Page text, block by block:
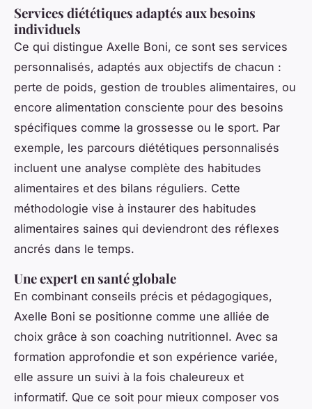
Services diététiques adaptés aux besoins
individuels
Ce qui distingue Axelle Boni, ce sont ses services
personnalisés, adaptés aux objectifs de chacun :
perte de poids, gestion de troubles alimentaires, ou
encore alimentation consciente pour des besoins
spécifiques comme la grossesse ou le sport. Par
exemple, les parcours diététiques personnalisés
incluent une analyse complète des habitudes
alimentaires et des bilans réguliers. Cette
méthodologie vise à instaurer des habitudes
alimentaires saines qui deviendront des réflexes
ancrés dans le temps.
Une expert en santé globale
En combinant conseils précis et pédagogiques,
Axelle Boni se positionne comme une alliée de
choix grâce à son coaching nutritionnel. Avec sa
formation approfondie et son expérience variée,
elle assure un suivi à la fois chaleureux et
informatif. Que ce soit pour mieux composer vos